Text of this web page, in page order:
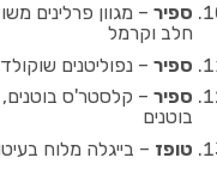
ספיר – מגוון פרלינים
חלב וקרמל
ספיר – נפוליטנים
ספיר – קלסטר'ס
בוטנים
טופז – בייגלה מלוח